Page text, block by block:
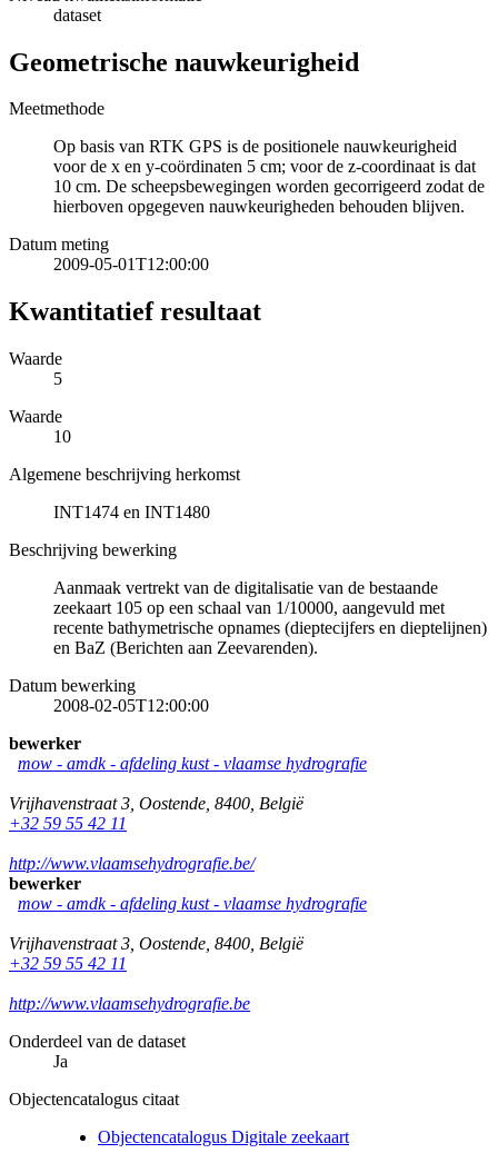
dataset
Geometrische nauwkeurigheid
Meetmethode
Op basis van RTK GPS is de positionele nauwkeurigheid
voor de x en y-coördinaten 5 cm; voor de z-coordinaat is dat
10 cm. De scheepsbewegingen worden gecorrigeerd zodat de
hierboven opgegeven nauwkeurigheden behouden blijven.
Datum meting
2009-05-01T12:00:00
Kwantitatief resultaat
Waarde
5
Waarde
10
Algemene beschrijving herkomst
INT1474 en INT1480
Beschrijving bewerking
Aanmaak vertrekt van de digitalisatie van de bestaande
zeekaart 105 op een schaal van 1/10000, aangevuld met
recente bathymetrische opnames (dieptecijfers en dieptelijnen)
en BaZ (Berichten aan Zeevarenden).
Datum bewerking
2008-02-05T12:00:00
bewerker
mow - amdk - afdeling kust - vlaamse hydrografie
Vrijhavenstraat 3 Oostende 8400 België
+32 59 55 42 11
http://www.vlaamsehydrografie.be/
bewerker
mow - amdk - afdeling kust - vlaamse hydrografie
Vrijhavenstraat 3 Oostende 8400 België
+32 59 55 42 11
http://www.vlaamsehydrografie.be
Onderdeel van de dataset
Ja
Objectencatalogus citaat
Objectencatalogus Digitale zeekaart